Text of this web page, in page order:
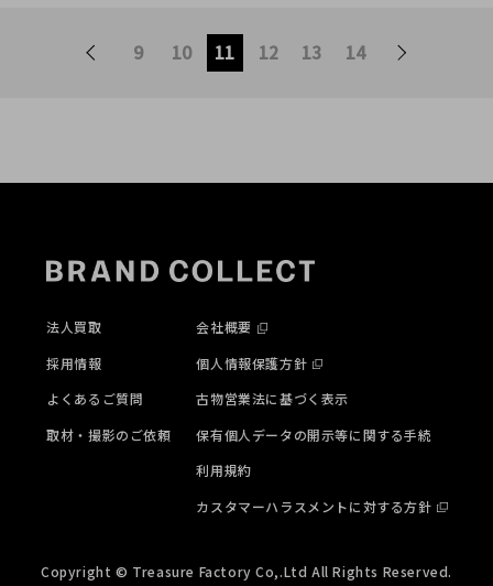
介！
9 10 11 12 13 14
法人買取
採用情報
よくあるご質問
取材・撮影のご依頼
会社概要
個人情報保護方針
古物営業法に基づく表示
保有個人データの開示等に関する手続
利用規約
カスタマーハラスメントに対する方針
Copyright © Treasure Factory Co,.Ltd All Rights Reserved.